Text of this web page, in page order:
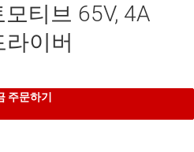
티브 65V, 4A
라이버
주문하기